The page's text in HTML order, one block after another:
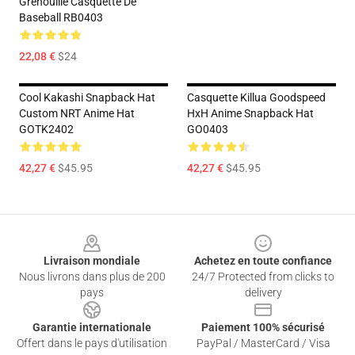
Baseball RB0403
22,08 €$24
Cool Kakashi Snapback Hat
Custom NRT Anime Hat
GOTK2402
42,27 €$45.95
Casquette Killua Goodspeed
HxH Anime Snapback Hat
GO0403
42,27 €$45.95
Livraison mondiale
Nous livrons dans plus de 200
pays
Achetez en toute confiance
24/7 Protected from clicks to
delivery
Garantie internationale
Offert dans le pays d'utilisation
Paiement 100% sécurisé
PayPal / MasterCard / Visa